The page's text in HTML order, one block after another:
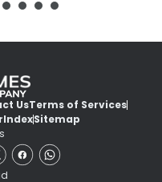
UsTerms of Services
IndexSitemap